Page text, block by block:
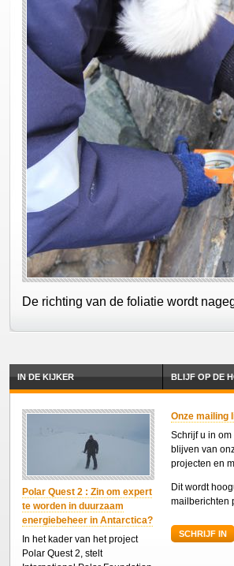
De richting van de foliatie wordt
IN DE KIJKER
Polar Quest 2 : Zin om expert
te worden in duurzaam
energiebeheer in Antarctica?
In het kader van het project
Polar Quest 2, stelt
BLIJF OP DE
Onze mailing
Schrijf u in
blijven van
projecten en
Dit wordt
mailberichten
SCHRIJF IN